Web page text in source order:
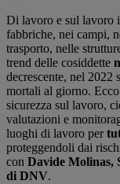
Di lavoro e sul lavoro
fabbriche, nei campi,
trasporto, nelle
trend delle cosiddette
decrescente, nel
mortali al giorno.
sicurezza sul lavoro,
valutazioni e
luoghi di lavoro per
proteggendoli dai
con Davide Molinas,
di DNV.